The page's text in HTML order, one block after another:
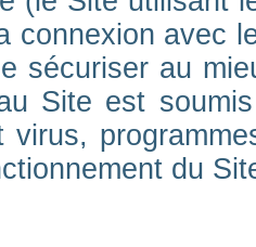
connexion avec
sécuriser au
Site est
virus,
du